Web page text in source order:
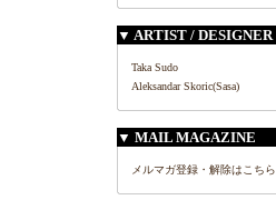
▼ ARTIST / DESIGNER
Taka Sudo
Aleksandar Skoric(Sasa)
▼ MAIL MAGAZINE
メルマガ登録・解除はこちら